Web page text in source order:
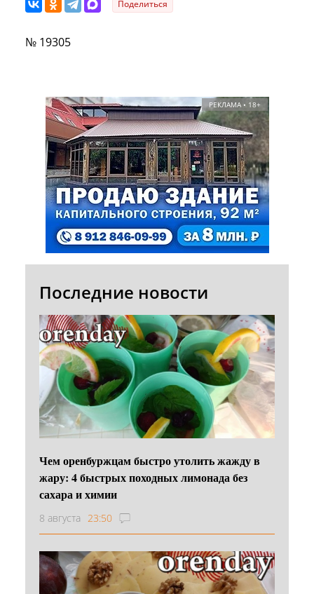
Поделиться
№ 19305
РЕКЛАМА • 18+
Последние новости
Чем оренбуржцам быстро утолить жажду в
жару: 4 быстрых походных лимонада без
сахара и химии
8 августа 23:50